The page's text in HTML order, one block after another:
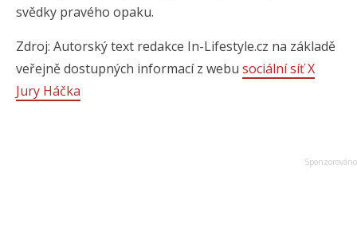
svědky pravého opaku.
Zdroj: Autorský text redakce In-Lifestyle.cz na základě
veřejně dostupných informací z webu sociální síť X
Jury Háčka